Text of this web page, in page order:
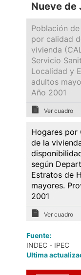
Nueve de
Población
por calidad
vivienda
Servicio
Localidad y
adultos
Año 2001
Ver cuadro
Hogares por
de la
según
Estratos de
mayores.
2001
Ver cuadro
Fuente:
INDEC - IPEC
Ultima